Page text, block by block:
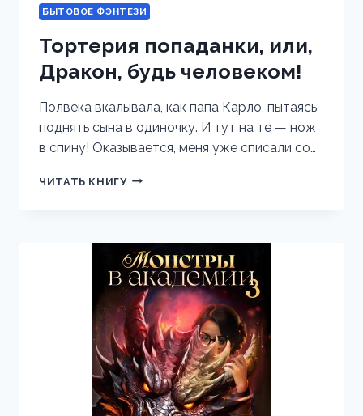
БЫТОВОЕ ФЭНТЕЗИ
Тортерия попаданки, или,
Дракон, будь человеком!
Полвека вкалывала, как папа Карло, пытаясь
поднять сына в одиночку. И тут на те — нож
в спину! Оказывается, меня уже списали со…
ЧИТАТЬ КНИГУТОРТЕРИЯ
БУДЬ
ЧЕЛОВЕКОМ!